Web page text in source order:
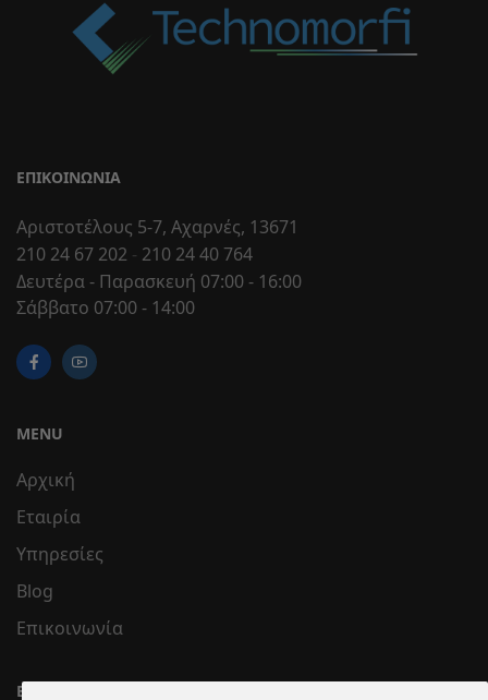
ΕΠΙΚΟΙΝΩΝΊΑ
Αριστοτέλους 5-7, Αχαρνές, 13671
210 24 67 202 - 210 24 40 764
Δευτέρα - Παρασκευή 07:00 - 16:00
Σάββατο 07:00 - 14:00
MENU
Αρχική
Εταιρία
Υπηρεσίες
Blog
Επικοινωνία
ΕΞΥΠΗΡΈΤΗΣΗ